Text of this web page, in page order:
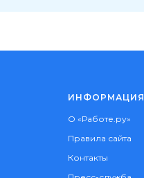
ИНФОРМАЦИЯ
О «Работе.ру»
Правила сайта
Контакты